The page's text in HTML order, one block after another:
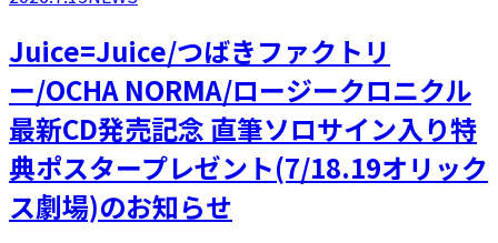
Juice=Juice/つばきファクトリ
ー/OCHA NORMA/ロージークロニクル
最新CD発売記念 直筆ソロサイン入り特
典ポスタープレゼント(7/18.19オリック
ス劇場)のお知らせ